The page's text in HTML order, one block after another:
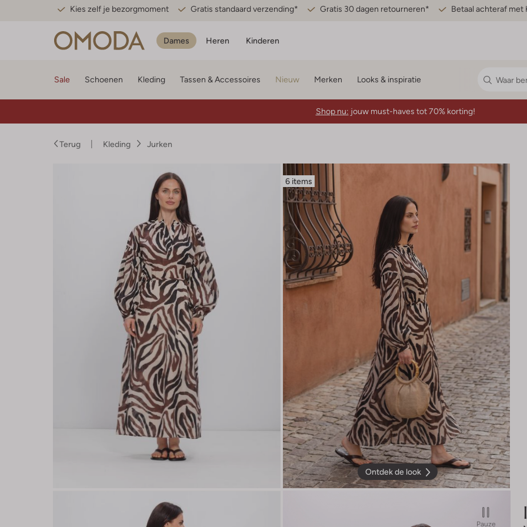
Kies zelf je bezorgmoment Gratis standaard verzending* Gratis 30 dagen retourneren* Betaal achteraf met
Dames Heren Kinderen
Sale Schoenen Kleding Tassen & Accessoires Nieuw Merken Looks & inspiratie
Shop nu: jouw must-haves tot 70% korting!
Terug Kleding Jurken
6 items
Ontdek de look
Pauze